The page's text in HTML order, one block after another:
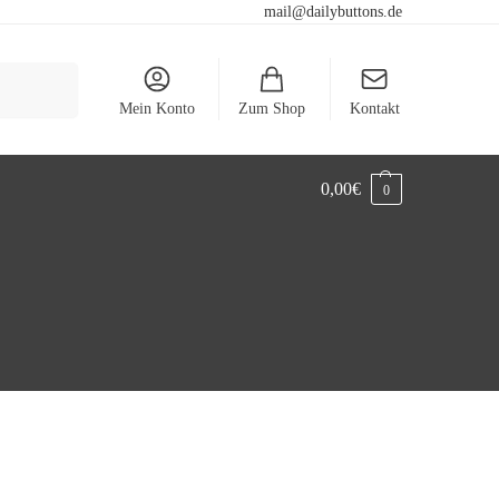
mail@dailybuttons.de
Mein Konto Zum Shop Kontakt
0,00€ 0